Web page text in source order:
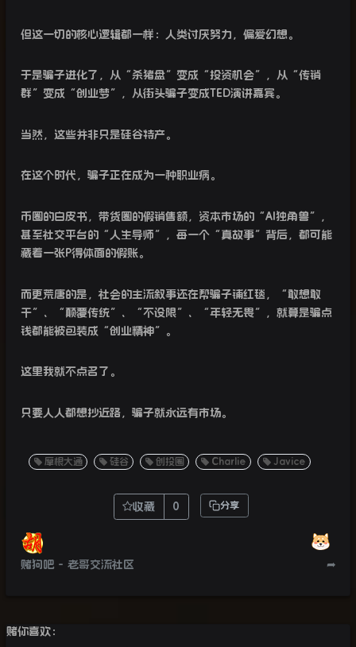
但这一切的核心逻辑都一样：人类讨厌努力，偏爱幻想。
于是骗子进化了，从“杀猪盘”变成“投资机会”，从“传销
群”变成“创业梦”，从街头骗子变成TED演讲嘉宾。
当然，这些并非只是硅谷特产。
在这个时代，骗子正在成为一种职业病。
币圈的白皮书，带货圈的假销售额，资本市场的“AI 独角兽”，
甚至社交平台的“人生导师”，每一个“真故事”背后，都可能
藏着一张 P得体面的假账。
而更荒唐的是，社会的主流叙事还在帮骗子铺红毯，“敢想敢
干”、“颠覆传统”、“不设限”、“年轻无畏”，就算是骗点
钱都能被包装成“创业精神”。
这里我就不点名了。
只要人人都想抄近路，骗子就永远有市场。
摩根大通 硅谷 创投圈 Charlie Javice
收藏 0 分享
赌狗吧 - 老哥交流社区 ➦
赌你喜欢：